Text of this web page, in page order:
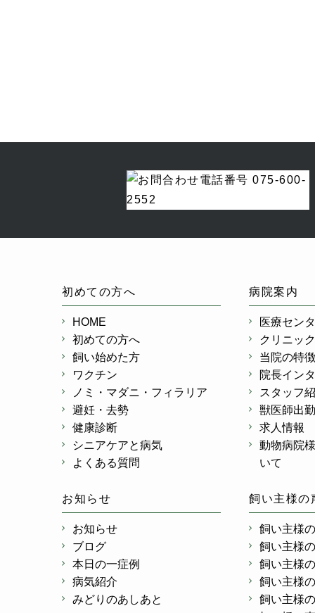
初めての方へ
HOME
初めての方へ
飼い始めた方
ワクチン
ノミ・マダニ・フィラリア
避妊・去勢
健康診断
シニアケアと病気
よくある質問
病院案内
医療セン
クリニッ
当院の特徴
院長イン
スタッフ
獣医師出
求人情報
動物病院
いて
お知らせ
お知らせ
ブログ
本日の一症例
病気紹介
みどりのあしあと
飼い主様の
飼い主様
飼い主様
飼い主様
飼い主様
飼い主様